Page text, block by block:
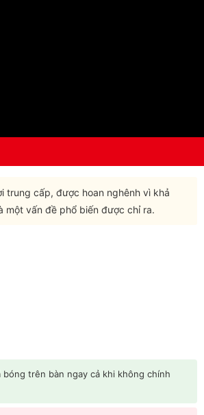
trung cấp, được hoan nghênh vì khả
một vấn đề phổ biến được chỉ ra.
trên bàn ngay cả khi không chính